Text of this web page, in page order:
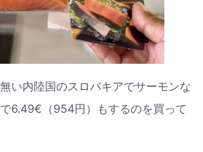
い内陸国のスロバキアでサーモンな
6.49€（954円）もするのを買って